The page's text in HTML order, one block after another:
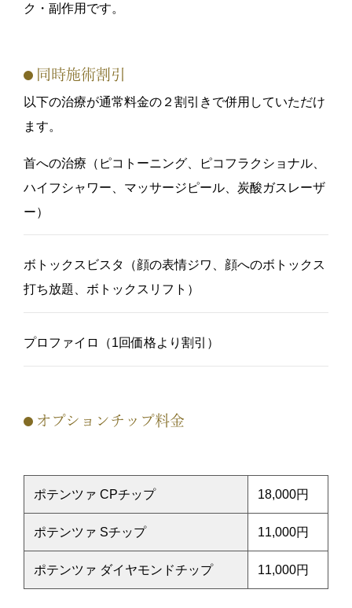
ク・副作用です。
同時施術割引
以下の治療が通常料金の２割引きで併用していただけ
ます。
首への治療（ピコトーニング、ピコフラクショナル、
ハイフシャワー、マッサージピール、炭酸ガスレーザ
ー）
ボトックスビスタ（顔の表情ジワ、顔へのボトックス
打ち放題、ボトックスリフト）
プロファイロ（1回価格より割引）
オプションチップ料金
ポテンツァ CPチップ 18,000円
ポテンツァ Sチップ 11,000円
ポテンツァ ダイヤモンドチップ 11,000円